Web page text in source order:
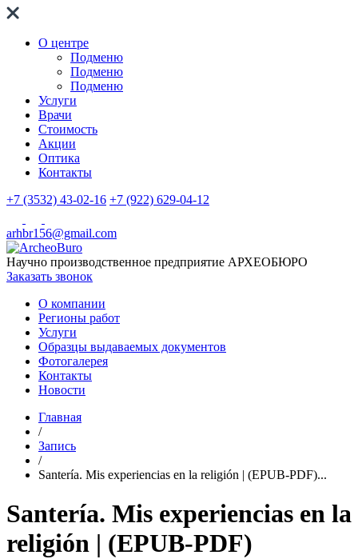
О центре
Подменю
Подменю
Подменю
Услуги
Врачи
Стоимость
Акции
Оптика
Контакты
+7 (3532) 43-02-16 +7 (922) 629-04-12
arhbr156@gmail.com
Научно производственное предприятие АРХЕОБЮРО
Заказать звонок
О компании
Регионы работ
Услуги
Образцы выдаваемых документов
Фотогалерея
Контакты
Новости
Главная
/
Запись
/
Santería. Mis experiencias en la religión | (EPUB-PDF)...
Santería. Mis experiencias en la
religión | (EPUB-PDF)